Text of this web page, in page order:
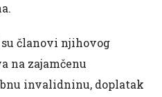
članovi njihovog
na zajamčenu
invalidninu, doplatak